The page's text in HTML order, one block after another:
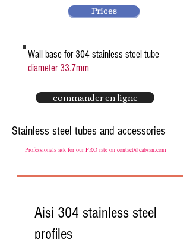
Prices
Wall base for 304 stainless steel tube
diameter 33.7mm
commander en ligne
Stainless steel tubes and accessories
Professionals ask for our PRO rate on contact@cabsan.com
Aisi 304 stainless steel
profiles